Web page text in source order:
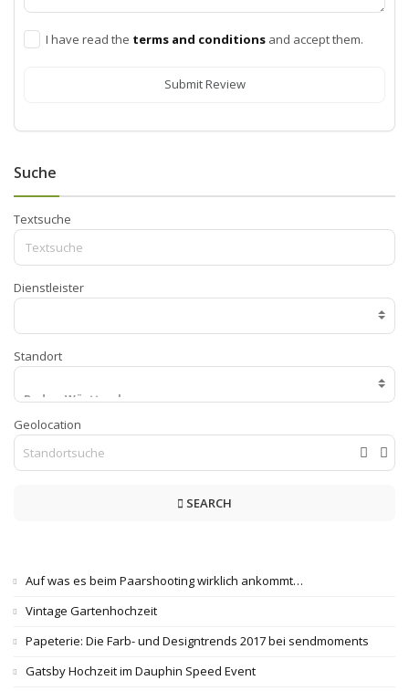
I have read the terms and conditions and accept them.
Submit Review
Suche
Textsuche
Dienstleister
Standort
Geolocation
SEARCH
Auf was es beim Paarshooting wirklich ankommt…
Vintage Gartenhochzeit
Papeterie: Die Farb- und Designtrends 2017 bei sendmoments
Gatsby Hochzeit im Dauphin Speed Event